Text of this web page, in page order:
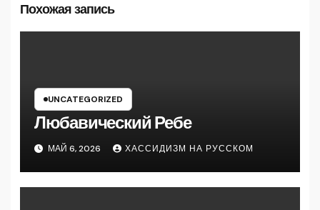
Похожая запись
UNCATEGORIZED
Любавический Ребе
МАЙ 6, 2026 ХАССИДИЗМ НА РУССКОМ